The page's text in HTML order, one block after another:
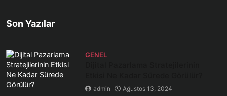
Son Yazılar
GENEL
admin Ağustos 13, 2024